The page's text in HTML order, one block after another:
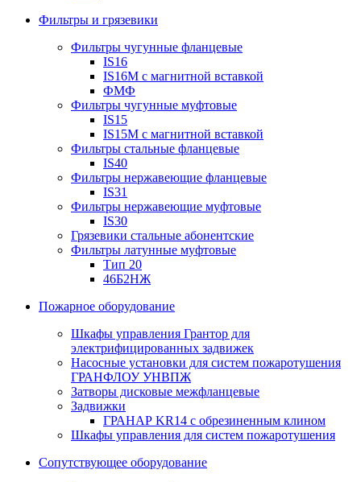
Фильтры и грязевики
Фильтры чугунные фланцевые
IS16
IS16M с магнитной вставкой
ФМФ
Фильтры чугунные муфтовые
IS15
IS15M c магнитной вставкой
Фильтры стальные фланцевые
IS40
Фильтры нержавеющие фланцевые
IS31
Фильтры нержавеющие муфтовые
IS30
Грязевики стальные абонентские
Фильтры латунные муфтовые
Тип 20
46Б2НЖ
Пожарное оборудование
Шкафы управления Грантор для
электрифицированных задвижек
Насосные установки для систем пожаротушения
ГРАНФЛОУ УНВПЖ
Затворы дисковые межфланцевые
Задвижки
ГРАНАР KR14 с обрезиненным клином
Шкафы управления для систем пожаротушения
Сопутствующее оборудование